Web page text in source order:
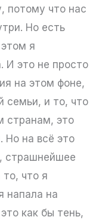
потому что нас
Но есть
я
И это не просто
на этом фоне,
семьи, и то, что
странам, это
Но на всё это
страшнейшее
то, что я
напала на
как бы тень,